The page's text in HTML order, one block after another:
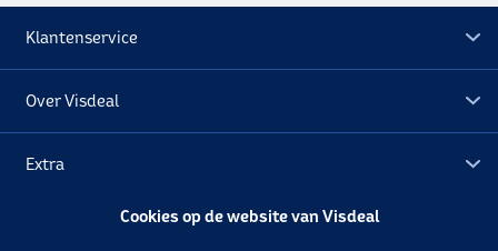
Klantenservice
Over Visdeal
Extra
Cookies op de website van Visdeal